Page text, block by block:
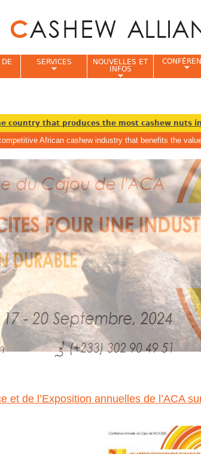
et de l’Exposition annuelles de l’ACA
DE
SERVICES
NOUVELLES ET
INFOS
country that produces the most cashew nuts in
African cashew industry that benefits the